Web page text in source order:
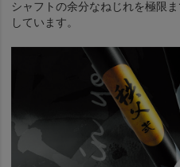
シャフトの余分なねじれを極限
しています。